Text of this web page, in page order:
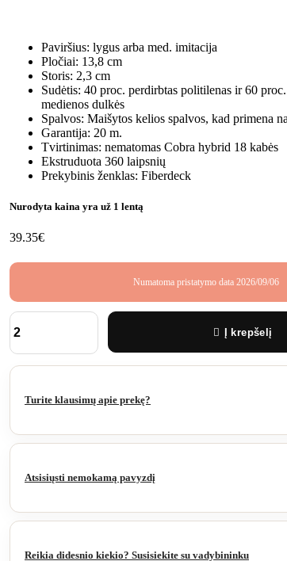
Paviršius: lygus arba med. imitacija
Pločiai: 13,8 cm
Storis: 2,3 cm
Sudėtis: 40 proc. perdirbtas politilenas ir 60
medienos dulkės
Spalvos: Maišytos kelios spalvos, kad primena
Garantija: 20 m.
Tvirtinimas: nematomas Cobra hybrid 18 kabės
Ekstruduota 360 laipsnių
Prekybinis ženklas: Fiberdeck
Nurodyta kaina yra už 1 lentą
39.35€
Numatoma pristatymo data 2026/09/06
produkto
kiekis:
Fiberdeck
138
plotis
m.
(pilnavidurė)
Į krepšelį
Turite klausimų apie prekę?
Atsisiųsti nemokamą pavyzdį
Reikia didesnio kiekio? Susisiekite su vadybininku